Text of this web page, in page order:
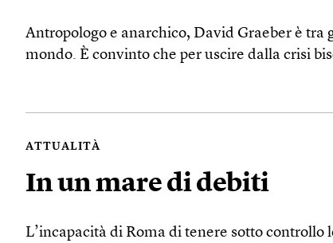
Antropologo e anarchico, David Graeber è
mondo. È convinto che per uscire dalla crisi
ATTUALITÀ
In un mare di debiti
L’incapacità di Roma di tenere sotto controllo